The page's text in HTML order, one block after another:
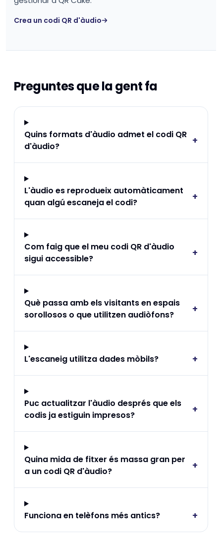
Crea un codi QR d'àudio
Preguntes que la gent fa
Quins formats d'àudio admet el codi QR
d'àudio?
+
L'àudio es reprodueix automàticament
quan algú escaneja el codi?
+
Com faig que el meu codi QR d'àudio
sigui accessible?
+
Què passa amb els visitants en espais
sorollosos o que utilitzen audiòfons?
+
L'escaneig utilitza dades mòbils? +
Puc actualitzar l'àudio després que els
codis ja estiguin impresos?
+
Quina mida de fitxer és massa gran per
a un codi QR d'àudio?
+
Funciona en telèfons més antics? +